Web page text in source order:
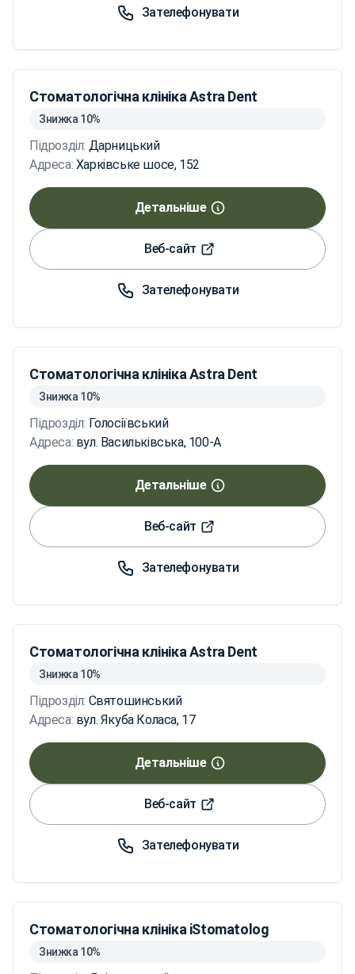
Зателефонувати
Стоматологічна клініка Astra Dent
Знижка 10%
Підрозділ: Дарницький
Адреса: Харківське шосе, 152
Детальніше
Веб-сайт
Зателефонувати
Стоматологічна клініка Astra Dent
Знижка 10%
Підрозділ: Голосіївський
Адреса: вул. Васильківська, 100-А
Детальніше
Веб-сайт
Зателефонувати
Стоматологічна клініка Astra Dent
Знижка 10%
Підрозділ: Святошинський
Адреса: вул. Якуба Коласа, 17
Детальніше
Веб-сайт
Зателефонувати
Стоматологічна клініка iStomatolog
Знижка 10%